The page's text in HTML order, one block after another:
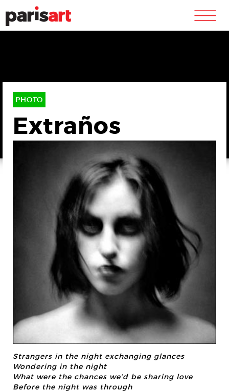
m
PHOTO
Extraños
Strangers in the night exchanging glances
Wondering in the night
What were the chances we’d be sharing love
Before the night was through